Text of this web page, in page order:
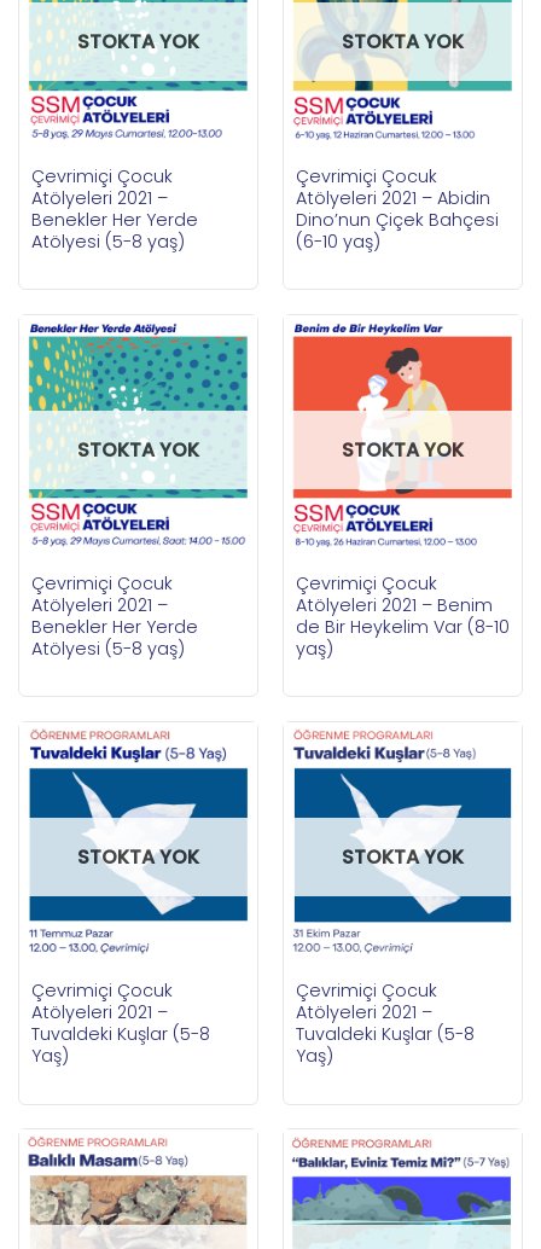
STOKTA YOK
Çevrimiçi Çocuk
Atölyeleri 2021 –
Benekler Her Yerde
Atölyesi (5-8 yaş)
STOKTA YOK
Çevrimiçi Çocuk
Atölyeleri 2021 – Abidin
Dino’nun Çiçek Bahçesi
(6-10 yaş)
STOKTA YOK
Çevrimiçi Çocuk
Atölyeleri 2021 –
Benekler Her Yerde
Atölyesi (5-8 yaş)
STOKTA YOK
Çevrimiçi Çocuk
Atölyeleri 2021 – Benim
de Bir Heykelim Var (8-10
yaş)
STOKTA YOK
Çevrimiçi Çocuk
Atölyeleri 2021 –
Tuvaldeki Kuşlar (5-8
Yaş)
STOKTA YOK
Çevrimiçi Çocuk
Atölyeleri 2021 –
Tuvaldeki Kuşlar (5-8
Yaş)